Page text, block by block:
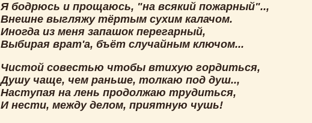
Я бодрюсь и прощаюсь, "на всякий пожарный"..,
Внешне выгляжу тёртым сухим калачом.
Иногда из меня запашок перегарный,
Выбирая врат'а, бъёт случайным ключом...
Чистой совестью чтобы втихую гордиться,
Душу чаще, чем раньше, толкаю под душ..,
Наступая на лень продолжаю трудиться,
И нести, между делом, приятную чушь!